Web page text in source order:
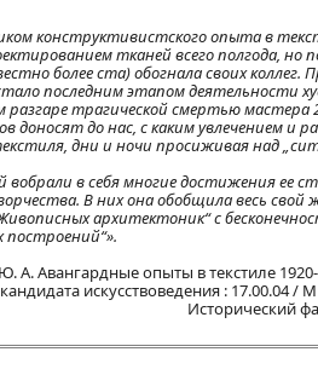
конструктивистского опыта в
тканей всего полгода, но
более ста) обогнала своих коллег.
последним этапом деятельности
трагической смертью мастера
доносят до нас, с каким увлечением и
дни и ночи просиживая над
вобрали в себя многие достижения ее
В них она обобщила весь
архитектоник“ с
А. Авангардные опыты в текстиле
искусствоведения : 17.00.04
Исторический